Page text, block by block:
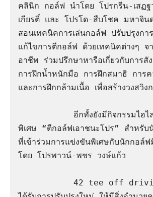
คลินิก กอล์ฟ นำโดย โปรกรีน-เสฏ
เกียรติ์ และ โปรโด-สืบโชค มหาจิน
สอนเทคนิคการเล่นกอล์ฟ ปรับปรุงก
แก้ไขการตีกอล์ฟ ด้วยเทคนิคต่างๆ จ
อาชีพ ร่วมปรึกษาหารือเกี่ยวกับการสั
การฝึกน้ำหนักมือ การฝึกสมาธิ การ
และการฝึกกล้ามเนื้อ เพื่อสร้างวงสวิง
พิเศษ “ตีกอล์ฟเอาชนะโปร” สำหรับ
ที่เข้าร่วมการแข่งขันพิเศษกับนักกอล์
โดย โปรพาวน์-พชร วงษ์แก้ว